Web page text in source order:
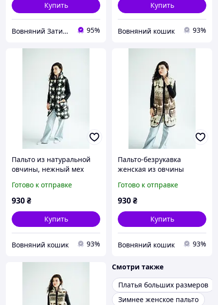
Купить
Вовняний Затишок 95%
Купить
Вовняний кошик 93%
Пальто из натуральной
овчины, нежный мех
Готово к отправке
930₴
Купить
Вовняний кошик 93%
Пальто-безрукавка
женская из овчины
жилетка из овечьей
шерсти
Готово к отправке
930₴
Купить
Вовняний кошик 93%
Смотри также
Платья больших размеров
Зимнее женское пальто